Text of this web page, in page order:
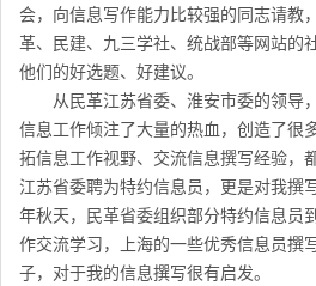
会，向信息写作能力比较强的同志请教
革、民建、九三学社、统战部等网站的
他们的好选题、好建议。
从民革江苏省委、淮安市委的领导
信息工作倾注了大量的热血，创造了很
拓信息工作视野、交流信息撰写经验，
江苏省委聘为特约信息员，更是对我撰
年秋天，民革省委组织部分特约信息员
作交流学习，上海的一些优秀信息员撰
子，对于我的信息撰写很有启发。